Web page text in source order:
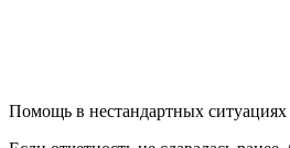
Помощь в нестандартных ситуациях